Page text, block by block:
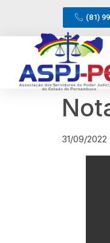
(81)
31/09/2022